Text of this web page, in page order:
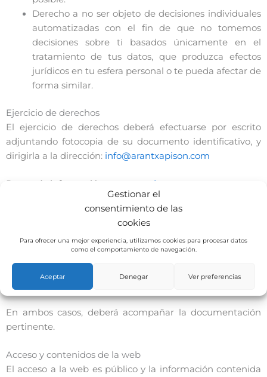
Gestionar el
consentimiento de las
cookies
Para ofrecer una mejor experiencia, utilizamos cookies para procesar datos
como el comportamiento de navegación.
Aceptar Denegar Ver preferencias
Derecho a no ser objeto de decisiones individuales
automatizadas con el fin de que no tomemos
decisiones sobre ti basados únicamente en el
tratamiento de tus datos, que produzca efectos
jurídicos en tu esfera personal o te pueda afectar de
forma similar.
Ejercicio de derechos
El ejercicio de derechos deberá efectuarse por escrito
adjuntando fotocopia de su documento identificativo, y
dirigirla a la dirección: info@arantxapison.com
Para más información: www.agpd.es
Derecho de reclamación ante la Autoridad de Control
En el caso de que no se hayan respetado sus derechos
puede presentar una reclamación dirigiéndose por
escrito a la Agencia Española de Protección de Datos sita
en la calle Jorge Juan, 6-28001-Madrid o utilizar la sede
electrónica:
https://sedeagpd.gob.es
En ambos casos, deberá acompañar la documentación
pertinente.
Acceso y contenidos de la web
El acceso a la web es público y la información contenida